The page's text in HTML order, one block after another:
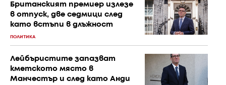
Британският премиер излезе
в отпуск, две седмици след
като встъпи в длъжност
ПОЛИТИКА
Лейбъристите запазват
кметското място в
Манчестър и след като Анди